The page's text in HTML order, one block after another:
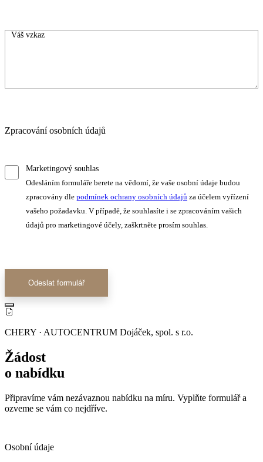
Zpracování osobních údajů
Marketingový souhlas
Odesláním formuláře berete na vědomí, že vaše osobní údaje budou
zpracovány dle podmínek ochrany osobních údajů za účelem vyřízení
vašeho požadavku. V případě, že souhlasíte i se zpracováním vašich
údajů pro marketingové účely, zaškrtněte prosím souhlas.
Odeslat formulář
CHERY · AUTOCENTRUM Dojáček, spol. s r.o.
Žádost
o nabídku
Připravíme vám nezávaznou nabídku na míru. Vyplňte formulář a
ozveme se vám co nejdříve.
Osobní údaje